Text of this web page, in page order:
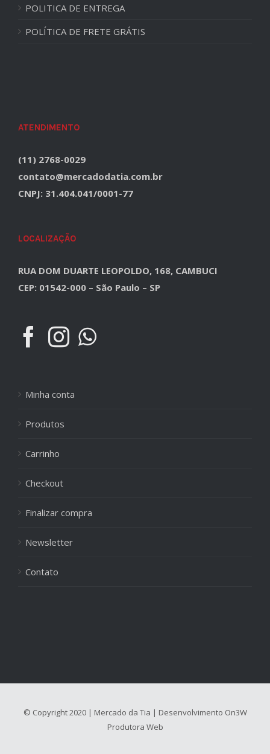
POLITICA DE ENTREGA
POLÍTICA DE FRETE GRÁTIS
ATENDIMENTO
(11) 2768-0029
contato@mercadodatia.com.br
CNPJ: 31.404.041/0001-77
LOCALIZAÇÃO
RUA DOM DUARTE LEOPOLDO, 168, CAMBUCI
CEP: 01542-000 – São Paulo – SP
Minha conta
Produtos
Carrinho
Checkout
Finalizar compra
Newsletter
Contato
© Copyright 2020 | Mercado da Tia | Desenvolvimento On3W
Produtora Web